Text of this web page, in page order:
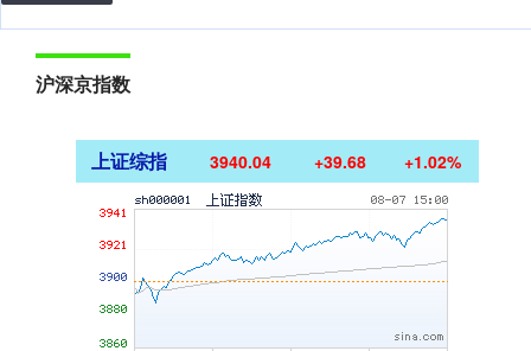
沪深京指数
上证综指 3940.04 +39.68 +1.02%